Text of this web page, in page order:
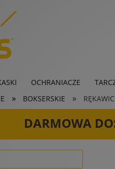
OCHRANIACZE
» BOKSERSKIE »
DARMOWA